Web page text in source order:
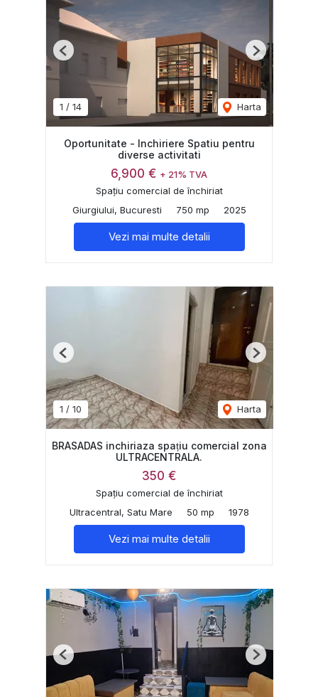
1 / 14 Harta
Previous Next
Oportunitate - Inchiriere Spatiu pentru
diverse activitati
6,900 € + 21% TVA
Spațiu comercial de închiriat
Giurgiului, Bucuresti
750 mp 2025
Vezi mai multe detalii
1 / 10 Harta
Previous Next
BRASADAS inchiriaza spațiu comercial zona
ULTRACENTRALA.
350 €
Spațiu comercial de închiriat
Ultracentral, Satu Mare
50 mp 1978
Vezi mai multe detalii
Previous Next